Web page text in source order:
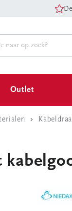
Outlet